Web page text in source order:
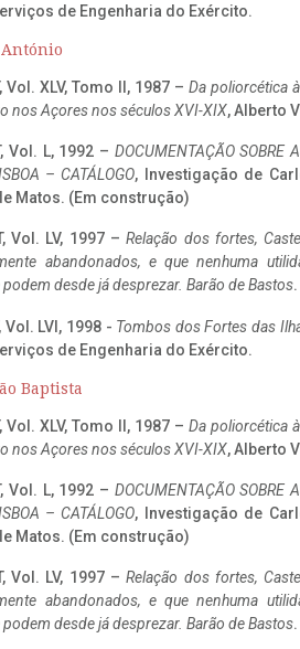
de Engenharia do Exército.
António
Vol. XLV, Tomo II, 1987 – Da poliorcética
nos Açores nos séculos XVI-XIX, Alberto
Vol. L, 1992 – DOCUMENTAÇÃO SOBRE
– CATÁLOGO, Investigação de
Matos. (Em construção)
Vol. LV, 1997 –Relação dos fortes,
abandonados, e que nenhuma
podem desde já desprezar. Barão de Bastos
LVI, 1998 - Tombos dos Fortes das
de Engenharia do Exército.
Baptista
Vol. XLV, Tomo II, 1987 – Da poliorcética
nos Açores nos séculos XVI-XIX, Alberto
Vol. L, 1992 – DOCUMENTAÇÃO SOBRE
– CATÁLOGO, Investigação de
Matos. (Em construção)
Vol. LV, 1997 –Relação dos fortes,
abandonados, e que nenhuma
podem desde já desprezar. Barão de Bastos